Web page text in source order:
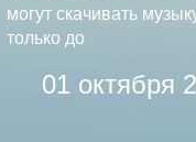
могут скачивать
только до
01 октября